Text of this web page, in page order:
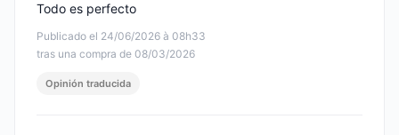
Publicado el 24/06/2026 à 08h33
tras una compra de 08/03/2026
Todo es perfecto
Opinión traducida